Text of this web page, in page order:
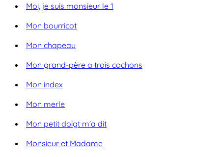
Moi, je suis monsieur le 1
Mon bourricot
Mon chapeau
Mon grand-père a trois cochons
Mon index
Mon merle
Mon petit doigt m'a dit
Monsieur et Madame